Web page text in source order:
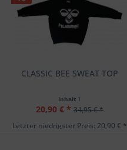
CLASSIC BEE SWEAT TOP
Inhalt 1
20,90 € * 34,95 € *
Letzter niedrigster Preis: 20,90 € *